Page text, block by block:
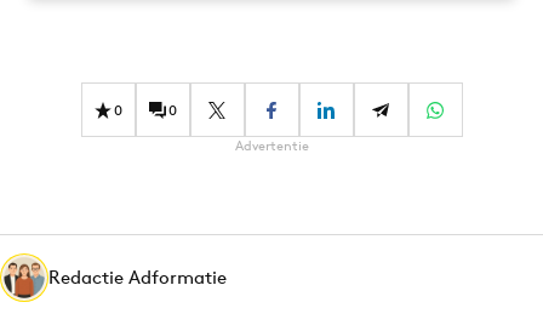
Effectiviteit
Martech
0 0
Advertentie
Redactie Adformatie